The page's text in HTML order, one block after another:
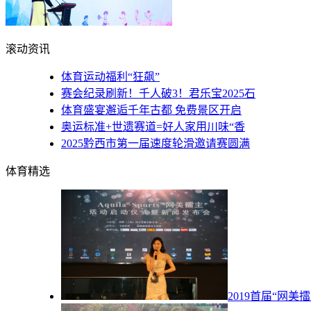
滚动资讯
体育运动福利“狂飙”
赛会纪录刷新！千人破3！君乐宝2025石
体育盛宴邂逅千年古都 免费景区开启
奥运标准+世遗赛道=好人家用川味“香
2025黔西市第一届速度轮滑邀请赛圆满
体育精选
2019首届“网美